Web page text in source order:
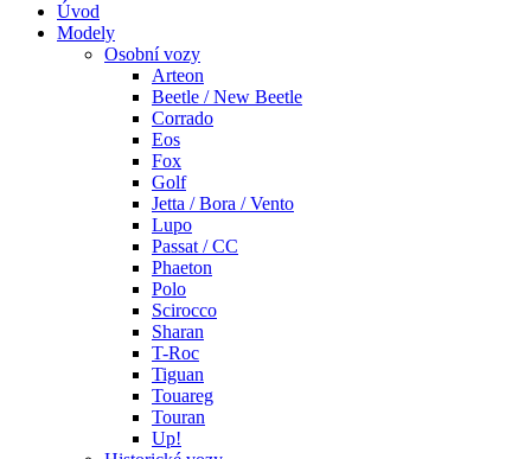
Úvod
Modely
Osobní vozy
Arteon
Beetle / New Beetle
Corrado
Eos
Fox
Golf
Jetta / Bora / Vento
Lupo
Passat / CC
Phaeton
Polo
Scirocco
Sharan
T-Roc
Tiguan
Touareg
Touran
Up!